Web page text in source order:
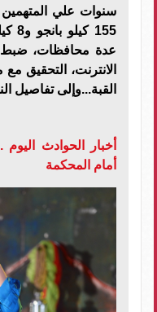
سنوات علي
155
عدة محافظات، ضبط
الانترنت، التحقيق مع
القبة...وإلى تفاصيل
أخبار الحوادث
أمام المحكمة